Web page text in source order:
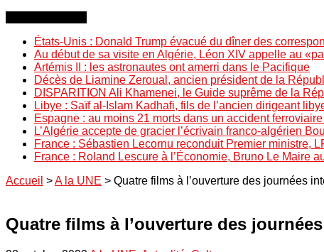
États-Unis : Donald Trump évacué du dîner des
Au début de sa visite en Algérie, Léon XIV appelle au
Artémis II : les astronautes ont amerri dans le Pacifique
Décès de Liamine Zeroual, ancien président de la
DISPARITION Ali Khamenei, le Guide suprême de la
Libye : Saïf al-Islam Kadhafi, fils de l’ancien dirigeant
Espagne : au moins 21 morts dans un accident
L’Algérie accepte de gracier l’écrivain franco-algérien
France : Sébastien Lecornu reconduit Premier ministre,
France : Roland Lescure à l’Économie, Bruno Le Maire
Accueil >A la UNE > Quatre films à l’ouverture des journées
Quatre films à l’ouverture des